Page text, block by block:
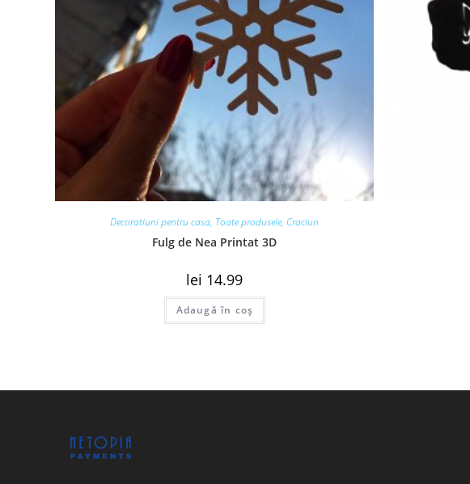
Decoratiuni pentru casa, Toate produsele, Craciun
Fulg de Nea Printat 3D
lei 14.99
Adaugă în coș